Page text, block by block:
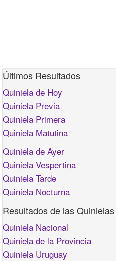
Últimos Resultados
Quiniela de Hoy
Quiniela Previa
Quiniela Primera
Quiniela Matutina
Quiniela de Ayer
Quiniela Vespertina
Quiniela Tarde
Quiniela Nocturna
Resultados de las
Quiniela Nacional
Quiniela de la Provincia
Quiniela Uruguay